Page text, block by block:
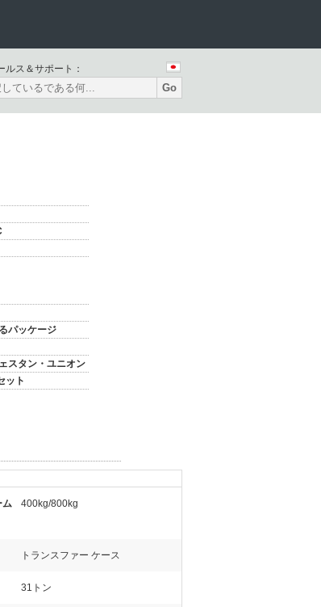
ルス＆サポート：
Go
パッケージ
スタン・ユニオン
ット
ム
400kg/800kg
トランスファー ケース
31トン